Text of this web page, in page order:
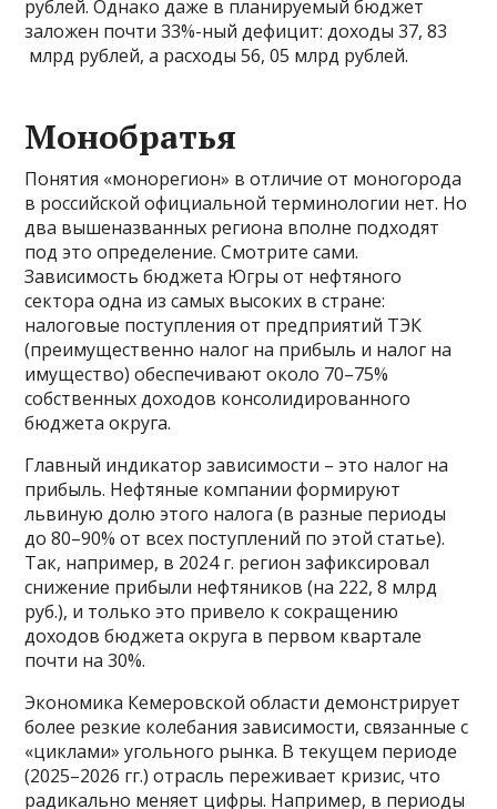
рублей. Однако даже в планируемый бюджет
заложен почти 33%-ный дефицит: доходы 37, 83
млрд рублей, а расходы 56, 05 млрд рублей.
Монобратья
Понятия «монорегион» в отличие от моногорода
в российской официальной терминологии нет. Но
два вышеназванных региона вполне подходят
под это определение. Смотрите сами.
Зависимость бюджета Югры от нефтяного
сектора одна из самых высоких в стране:
налоговые поступления от предприятий ТЭК
(преимущественно налог на прибыль и налог на
имущество) обеспечивают около 70–75%
собственных доходов консолидированного
бюджета округа.
Главный индикатор зависимости – это налог на
прибыль. Нефтяные компании формируют
львиную долю этого налога (в разные периоды
до 80–90% от всех поступлений по этой статье).
Так, например, в 2024 г. регион зафиксировал
снижение прибыли нефтяников (на 222, 8 млрд
руб.), и только это привело к сокращению
доходов бюджета округа в первом квартале
почти на 30%.
Экономика Кемеровской области демонстрирует
более резкие колебания зависимости, связанные с
«циклами» угольного рынка. В текущем периоде
(2025–2026 гг.) отрасль переживает кризис, что
радикально меняет цифры. Например, в периоды